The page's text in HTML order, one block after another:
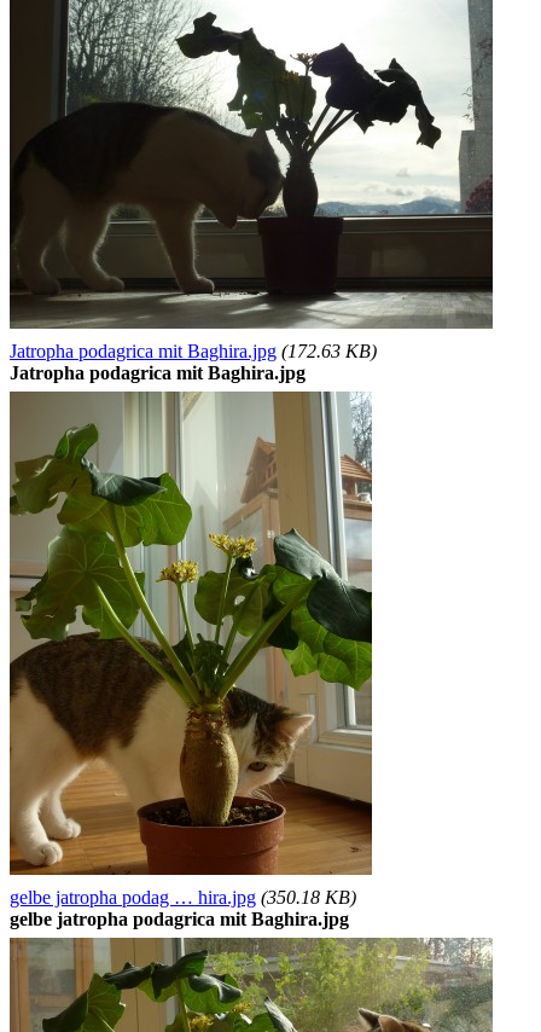
Jatropha podagrica mit Baghira.jpg (172.63 KB)
Jatropha podagrica mit Baghira.jpg
gelbe jatropha podag … hira.jpg (350.18 KB)
gelbe jatropha podagrica mit Baghira.jpg